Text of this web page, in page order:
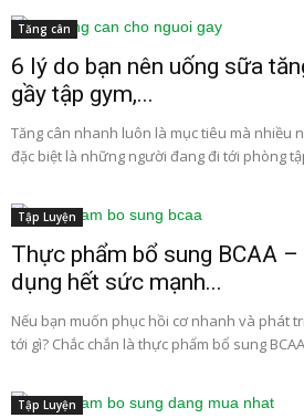
Tăng cân
6 lý do bạn nên uống sữa
gầy tập gym,...
Tăng cân nhanh luôn là mục tiêu mà nhiều
đặc biệt là những người đang đi tới phòng
Tập Luyện
Thực phẩm bổ sung BCAA
dụng hết sức mạnh...
Nếu bạn muốn phục hồi cơ nhanh và phát
tới gì? Chắc chắn là thực phẩm bổ sung
Tập Luyện